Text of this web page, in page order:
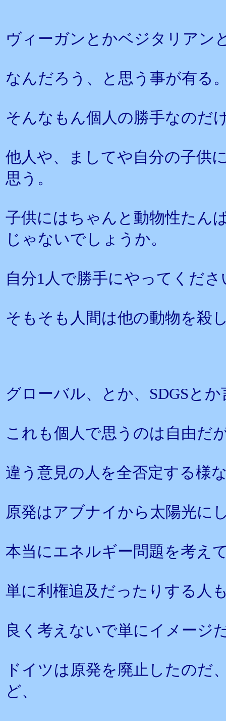
ヴィーガンとかベジタリアン
なんだろう、と思う事が有る
そんなもん個人の勝手なのだ
他人や、ましてや自分の子供
思う。
子供にはちゃんと動物性たん
じゃないでしょうか。
自分1人で勝手にやってくだ
そもそも人間は他の動物を殺
グローバル、とか、SDGSと
これも個人で思うのは自由だ
違う意見の人を全否定する様
原発はアブナイから太陽光に
本当にエネルギー問題を考え
単に利権追及だったりする人
良く考えないで単にイメージ
ドイツは原発を廃止したのだ
ど、